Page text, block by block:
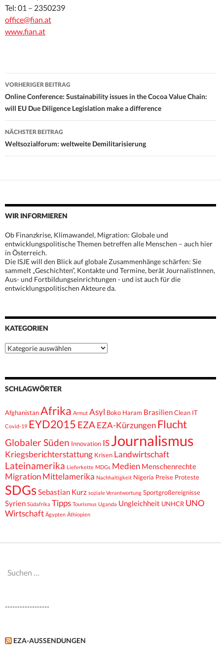
Tel: 01 – 2350239
office@fian.at
www.fian.at
Beitrags-
Navigation
VORHERIGER BEITRAG
Online Conference: Sustainability issues in the Cocoa Value Chain:
will EU Due Diligence Legislation make a difference
NÄCHSTER BEITRAG
Weltsozialforum: weltweite Demilitarisierung
WIR INFORMIEREN
Ob Finanzkrise, Klimawandel, Migration: Globale und
entwicklungspolitische Themen betreffen alle Menschen – auch hier
in Österreich.
Die ISJE will den Blick auf globale Zusammenhänge schärfen: Sie
sammelt „Geschichten“, Kontakte und Termine, berät JournalistInnen,
Aus- und Fortbildungseinrichtungen - und ist auch für die
entwicklungspolitischen Akteure da.
KATEGORIEN
Kategorien
SCHLAGWÖRTER
AfghanistanAfrika Armut Asyl Boko Haram BrasilienClean IT
Covid-19 EYD2015 EZA EZA-Kürzungen Flucht
Globaler Süden Innovation IS Journalismus
Kriegsberichterstattung Krisen Landwirtschaft
Lateinamerika Lieferkette MDGs Medien Menschenrechte
Migration Mittelamerika Nachhaltigkeit Nigeria Preise Proteste
SDGsSebastian Kurz soziale Verantwortung Sportgroßereignisse
Syrien Südafrika Tipps Tourismus Uganda Ungleichheit UNHCR UNO
Wirtschaft Ägypten Äthiopien
Suchen
------------------
EZA-AUSSENDUNGEN